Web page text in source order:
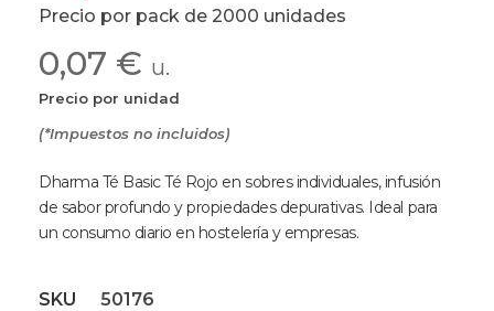
Precio por pack de 2000 unidades
(*Impuestos no incluidos)
Precio por unidad
Dharma Té Basic Té Rojo en sobres individuales, infusión
de sabor profundo y propiedades depurativas. Ideal para
un consumo diario en hostelería y empresas.
SKU 50176
0,07 € u.